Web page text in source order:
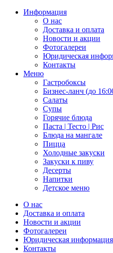
Информация
О нас
Доставка и оплата
Новости и акции
Фотогалереи
Юридическая
Контакты
Меню
Гастробоксы
Бизнес-ланч (до
Салаты
Супы
Горячие блюда
Паста | Тесто | Рис
Блюда на мангале
Пицца
Холодные закуски
Закуски к пиву
Десерты
Напитки
Детское меню
О нас
Доставка и оплата
Новости и акции
Фотогалереи
Юридическая информация
Контакты